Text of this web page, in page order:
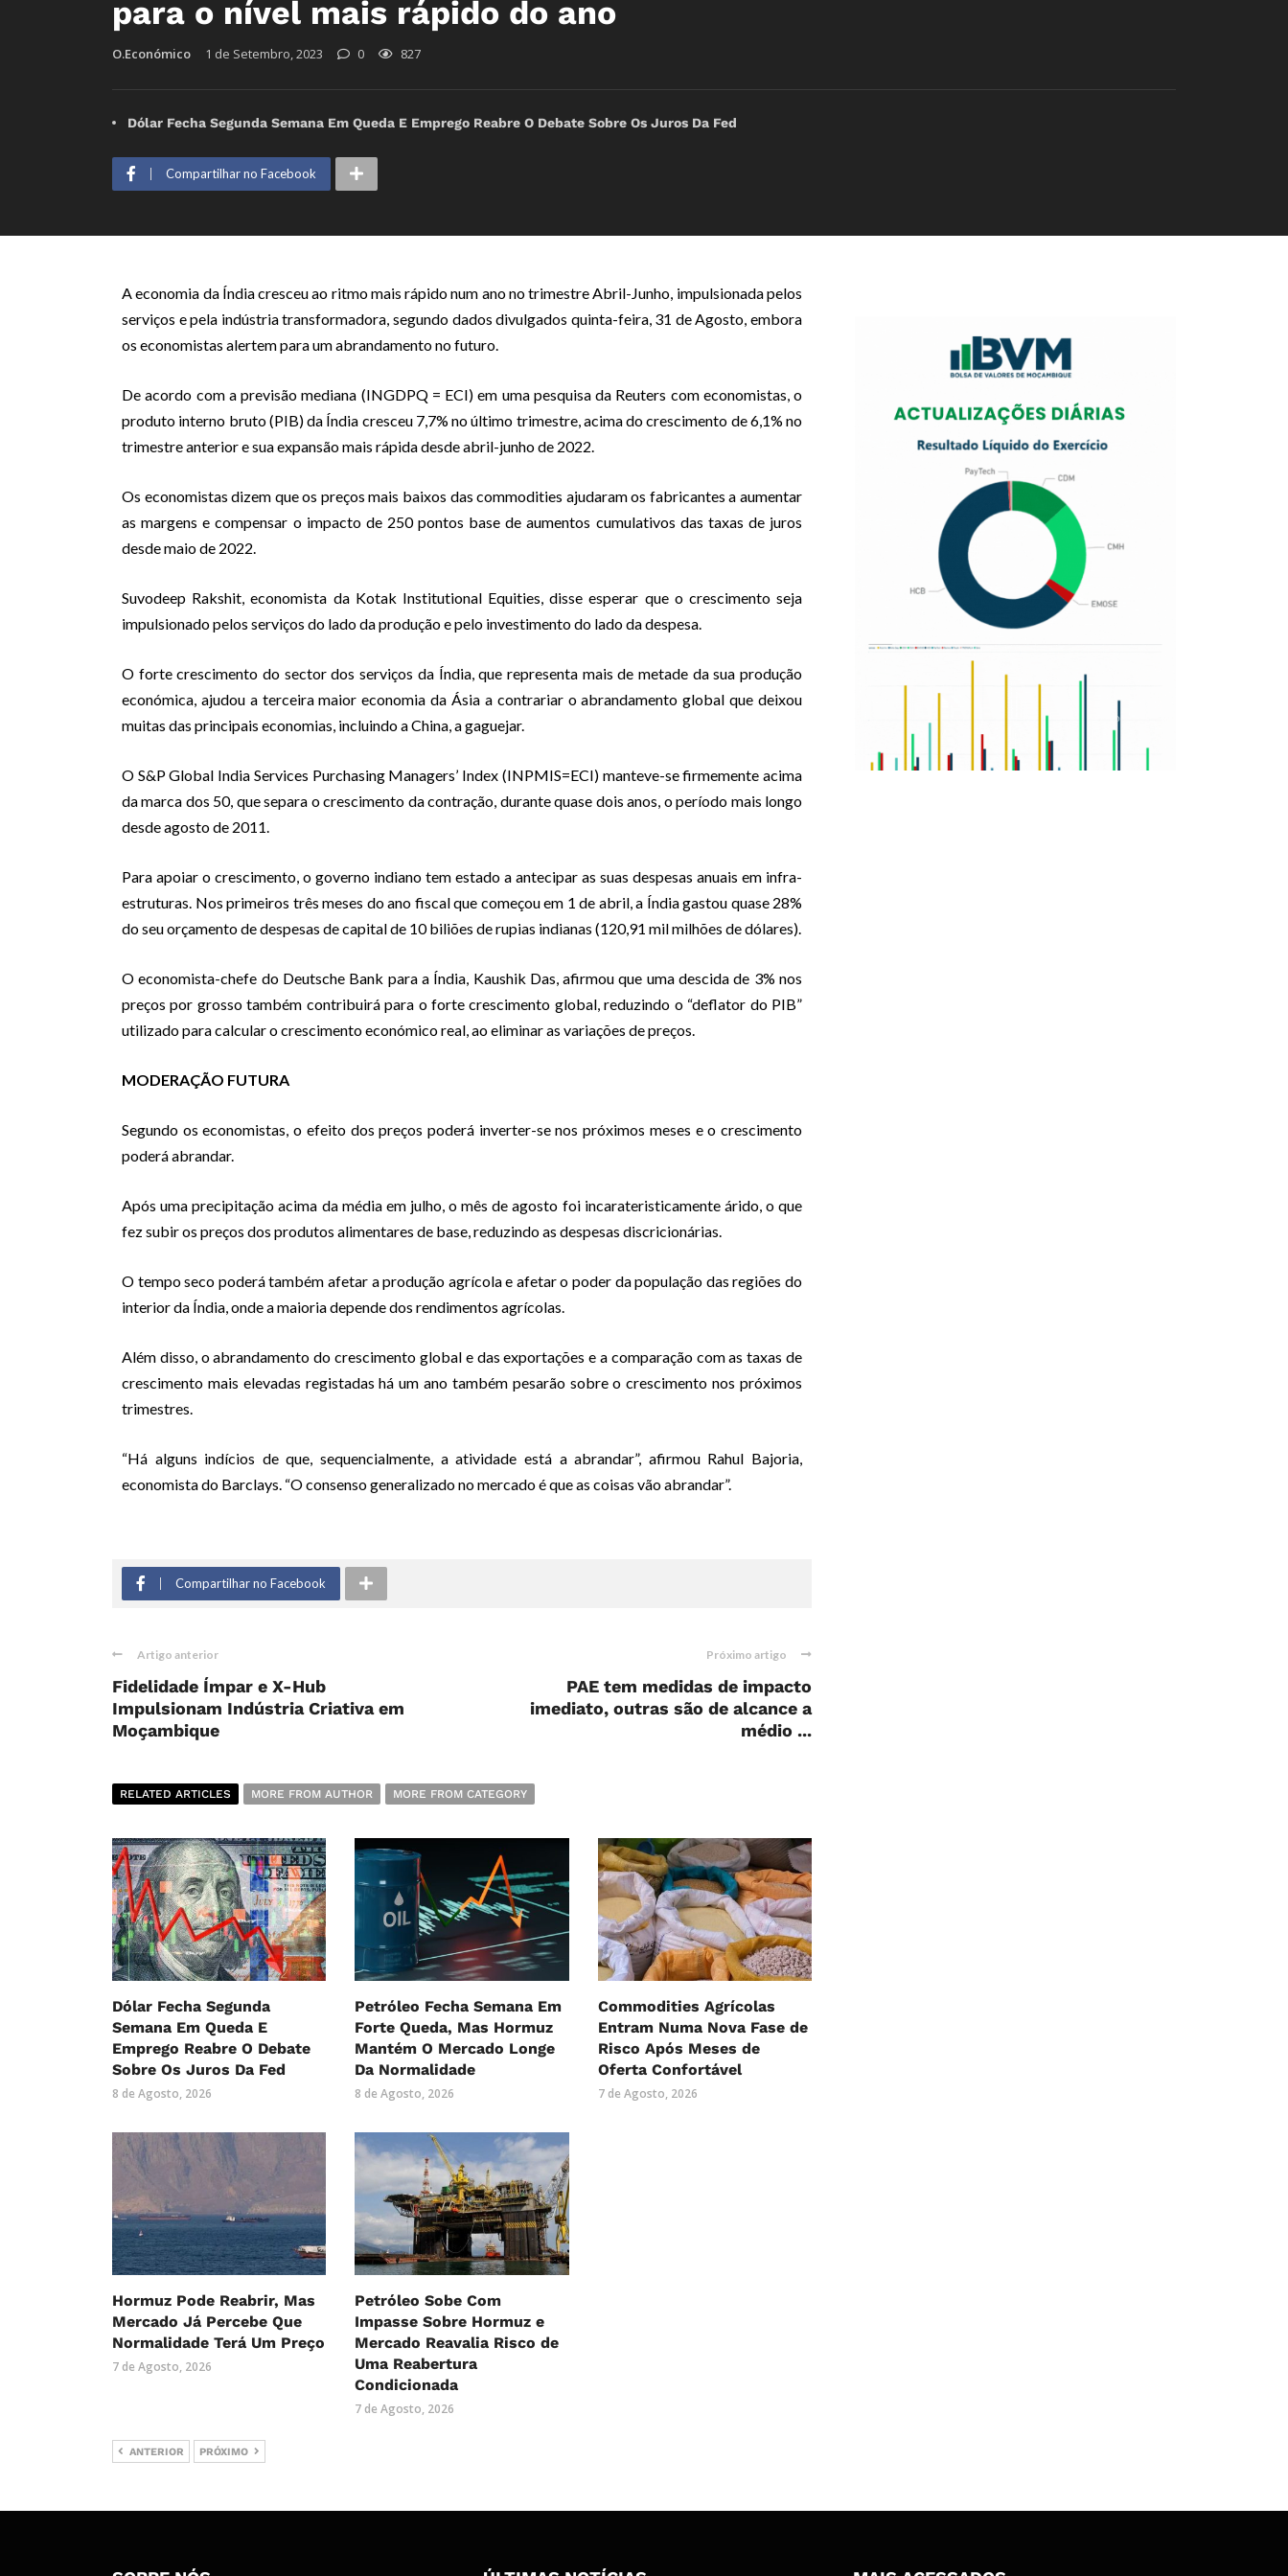
para o nível mais rápido do ano
O.Económico 1 de Setembro, 2023 0 827
Dólar Fecha Segunda Semana Em Queda E Emprego Reabre O Debate Sobre Os Juros Da Fed
Compartilhar no Facebook
A economia da Índia cresceu ao ritmo mais rápido num ano no trimestre Abril-Junho, impulsionada pelos
serviços e pela indústria transformadora, segundo dados divulgados quinta-feira, 31 de Agosto, embora
os economistas alertem para um abrandamento no futuro.
De acordo com a previsão mediana (INGDPQ = ECI) em uma pesquisa da Reuters com economistas, o
produto interno bruto (PIB) da Índia cresceu 7,7% no último trimestre, acima do crescimento de 6,1% no
trimestre anterior e sua expansão mais rápida desde abril-junho de 2022.
Os economistas dizem que os preços mais baixos das commodities ajudaram os fabricantes a aumentar
as margens e compensar o impacto de 250 pontos base de aumentos cumulativos das taxas de juros
desde maio de 2022.
Suvodeep Rakshit, economista da Kotak Institutional Equities, disse esperar que o crescimento seja
impulsionado pelos serviços do lado da produção e pelo investimento do lado da despesa.
O forte crescimento do sector dos serviços da Índia, que representa mais de metade da sua produção
económica, ajudou a terceira maior economia da Ásia a contrariar o abrandamento global que deixou
muitas das principais economias, incluindo a China, a gaguejar.
O S&P Global India Services Purchasing Managers’ Index (INPMIS=ECI) manteve-se firmemente acima
da marca dos 50, que separa o crescimento da contração, durante quase dois anos, o período mais longo
desde agosto de 2011.
Para apoiar o crescimento, o governo indiano tem estado a antecipar as suas despesas anuais em infra-
estruturas. Nos primeiros três meses do ano fiscal que começou em 1 de abril, a Índia gastou quase 28%
do seu orçamento de despesas de capital de 10 biliões de rupias indianas (120,91 mil milhões de dólares).
O economista-chefe do Deutsche Bank para a Índia, Kaushik Das, afirmou que uma descida de 3% nos
preços por grosso também contribuirá para o forte crescimento global, reduzindo o “deflator do PIB”
utilizado para calcular o crescimento económico real, ao eliminar as variações de preços.
MODERAÇÃO FUTURA
Segundo os economistas, o efeito dos preços poderá inverter-se nos próximos meses e o crescimento
poderá abrandar.
Após uma precipitação acima da média em julho, o mês de agosto foi incarateristicamente árido, o que
fez subir os preços dos produtos alimentares de base, reduzindo as despesas discricionárias.
O tempo seco poderá também afetar a produção agrícola e afetar o poder da população das regiões do
interior da Índia, onde a maioria depende dos rendimentos agrícolas.
Além disso, o abrandamento do crescimento global e das exportações e a comparação com as taxas de
crescimento mais elevadas registadas há um ano também pesarão sobre o crescimento nos próximos
trimestres.
“Há alguns indícios de que, sequencialmente, a atividade está a abrandar”, afirmou Rahul Bajoria,
economista do Barclays. “O consenso generalizado no mercado é que as coisas vão abrandar”.
Compartilhar no Facebook
Artigo anterior
Fidelidade Ímpar e X-Hub
Impulsionam Indústria Criativa em
Moçambique
Próximo artigo
PAE tem medidas de impacto
imediato, outras são de alcance a
médio ...
RELATED ARTICLES MORE FROM AUTHOR MORE FROM CATEGORY
Dólar Fecha Segunda
Semana Em Queda E
Emprego Reabre O Debate
Sobre Os Juros Da Fed
8 de Agosto, 2026
Petróleo Fecha Semana Em
Forte Queda, Mas Hormuz
Mantém O Mercado Longe
Da Normalidade
8 de Agosto, 2026
Commodities Agrícolas
Entram Numa Nova Fase de
Risco Após Meses de
Oferta Confortável
7 de Agosto, 2026
Hormuz Pode Reabrir, Mas
Mercado Já Percebe Que
Normalidade Terá Um Preço
7 de Agosto, 2026
Petróleo Sobe Com
Impasse Sobre Hormuz e
Mercado Reavalia Risco de
Uma Reabertura
Condicionada
7 de Agosto, 2026
ANTERIOR PRÓXIMO